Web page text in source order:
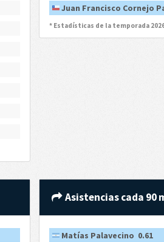
Juan Francisco Cornejo
* Estadísticas de la temporada
Asistencias cada 90
Matías Palavecino 0.61